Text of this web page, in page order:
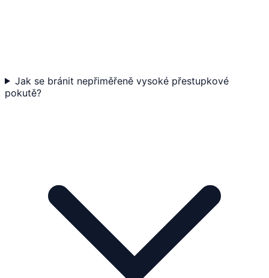
Jak se bránit nepřiměřeně vysoké přestupkové
pokutě?